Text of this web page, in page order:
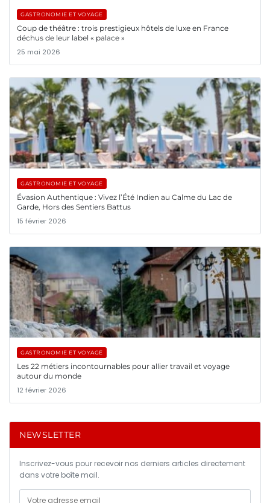
GASTRONOMIE ET VOYAGE
Coup de théâtre : trois prestigieux hôtels de luxe en France
déchus de leur label « palace »
25 mai 2026
GASTRONOMIE ET VOYAGE
Évasion Authentique : Vivez l’Été Indien au Calme du Lac de
Garde, Hors des Sentiers Battus
15 février 2026
GASTRONOMIE ET VOYAGE
Les 22 métiers incontournables pour allier travail et voyage
autour du monde
12 février 2026
NEWSLETTER
Inscrivez-vous pour recevoir nos derniers articles directement
dans votre boîte mail.